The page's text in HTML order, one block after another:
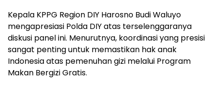
Kepala KPPG Region DIY Harosno Budi Waluyo
mengapresiasi Polda DIY atas terselenggaranya
diskusi panel ini. Menurutnya, koordinasi yang presisi
sangat penting untuk memastikan hak anak
Indonesia atas pemenuhan gizi melalui Program
Makan Bergizi Gratis.